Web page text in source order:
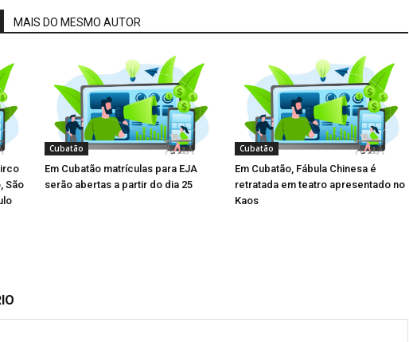
MAIS DO MESMO AUTOR
São
Cubatão
Em Cubatão matrículas para EJA
serão abertas a partir do dia 25
Cubatão
Em Cubatão, Fábula Chinesa é
retratada em teatro apresentado no
Kaos